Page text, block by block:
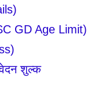
GD Age Limit)
शुल्क